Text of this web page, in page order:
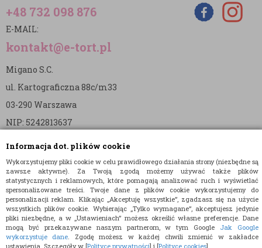
Informacja dot. plików cookie
Wykorzystujemy pliki cookie w celu prawidłowego działania strony (niezbędne są
zawsze aktywne). Za Twoją zgodą możemy używać także plików
statystycznych i reklamowych, które pomagają analizować ruch i wyświetlać
spersonalizowane treści. Twoje dane z plików cookie wykorzystujemy do
personalizacji reklam. Klikając „Akceptuję wszystkie”, zgadzasz się na użycie
wszystkich plików cookie. Wybierając „Tylko wymagane”, akceptujesz jedynie
pliki niezbędne, a w „Ustawieniach” możesz określić własne preferencje. Dane
mogą być przekazywane naszym partnerom, w tym Google Jak Google
wykorzystuje dane. Zgodę możesz w każdej chwili zmienić w zakładce
ustawienia. Szczegóły w [Polityce prywatności] i [Polityce cookies].
+48 732 098 876
E-MAIL:
kontakt@e-tort.pl
Migano S.C.
ul. Kartograficzna 88c/m33
03-290 Warszawa
NIP: 5242813637
Nr konta (mBank):
36 1140 2004 0000 3902 8144 2737